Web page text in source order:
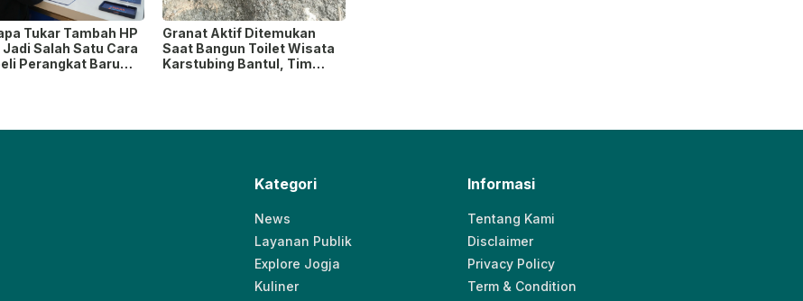
Tukar Tambah HP
Salah Satu Cara
Perangkat Baru
Granat Aktif Ditemukan
Saat Bangun Toilet Wisata
Karstubing Bantul, Tim
Kategori
News
Layanan Publik
Explore Jogja
Kuliner
Informasi
Tentang Kami
Disclaimer
Privacy Policy
Term & Condition